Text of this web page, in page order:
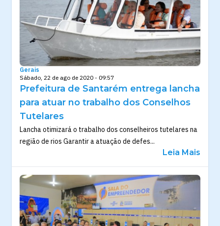
Gerais
Sábado, 22 de ago de 2020 - 09:57
Prefeitura de Santarém entrega lancha
para atuar no trabalho dos Conselhos
Tutelares
Lancha otimizará o trabalho dos conselheiros tutelares na
região de rios Garantir a atuação de defes...
Leia Mais